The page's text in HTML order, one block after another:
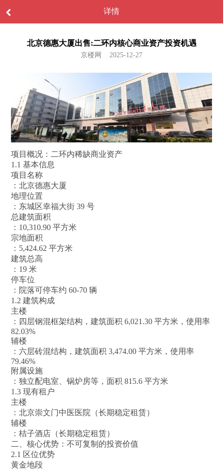
详情
北京德惠大厦出售:二环内核心商业资产投资机遇
京楼网 2025-12-27
项目概况：二环内稀缺商业资产
1.1 基本信息
项目名称
：北京德惠大厦
地理位置
：东城区幸福大街 39 号
总建筑面积
：10,310.90 平方米
宗地面积
：5,424.62 平方米
建筑总高
：19 米
停车位
：院落可停车约 60-70 辆
1.2 建筑构成
主楼
：四层钢混框架结构，建筑面积 6,021.30 平方米，使用率
82.03%
辅楼
：六层砖混结构，建筑面积 3,474.00 平方米，使用率
79.46%
附属设施
：独立配电室、锅炉房等，面积 815.6 平方米
1.3 现有租户
主楼
：北京崇文门中医医院（长期稳定租赁）
辅楼
：桔子酒店（长期稳定租赁）
二、核心优势：不可复制的投资价值
2.1 区位优势
黄金地段